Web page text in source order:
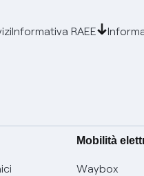
Informativa RAEE
Mobilità
Waybox